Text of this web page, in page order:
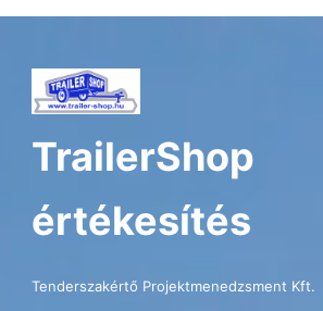
TrailerShop
értékesítés
Tenderszakértő Projektmenedzsment Kft.